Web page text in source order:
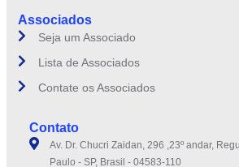
Associados
Seja um Associado
Lista de Associados
Contate os Associados
Contato
Av. Dr. Chucri Zaidan, 296 ,23º andar,
Paulo - SP, Brasil - 04583-110